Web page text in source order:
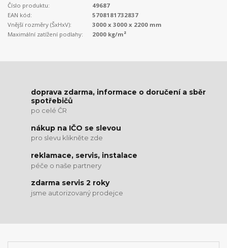
Číslo produktu:
49687
EAN kód:
5708181732837
Vnější rozměry (ŠxHxV):
3000 x 3000 x 2200 mm
Maximální zatížení podlahy:
2000 kg/m²
doprava zdarma, informace o doručení a sběr
spotřebičů
po celé ČR
nákup na IČO se slevou
pro slevu klikněte zde
reklamace, servis, instalace
péče o naše partnery
zdarma servis 2 roky
jsme autorizovaný prodejce